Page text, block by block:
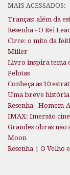
MAIS ACESSADOS:
Tranças: além da
Resenha - O Rei
Circe: o mito da
Miller
Livro inspira tema
Pelotas
Conheça as 10
Uma breve história
Resenha - Homem-
IMAX: Imersão
Grandes obras não
Moon
Resenha | O Velho